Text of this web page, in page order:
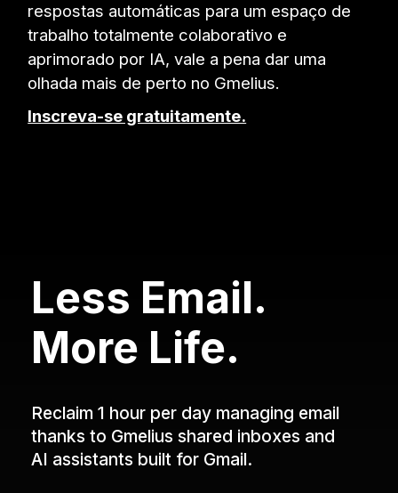
respostas automáticas para um espaço de
trabalho totalmente colaborativo e
aprimorado por IA, vale a pena dar uma
olhada mais de perto no Gmelius.
Inscreva-se gratuitamente.
Less Email.
More Life.
Reclaim 1 hour per day managing email
thanks to Gmelius shared inboxes and
AI assistants built for Gmail.